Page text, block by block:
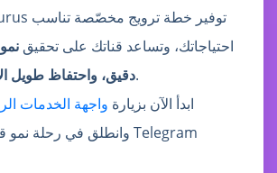
احتياجاتك، وتساعد قناتك على تحقيق
دقيق، واحتفاظ طويل.
🔥 ابدأ الآن بزيارة واجهة الخدمات